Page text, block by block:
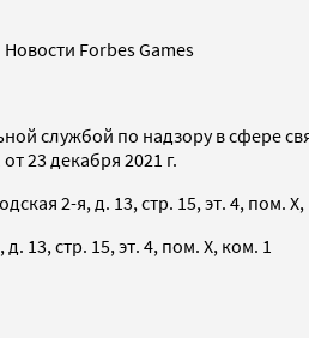
Новости Forbes Games
службой по надзору в сфере
23 декабря 2021 г.
2-я, д. 13, стр. 15, эт. 4, пом. X,
13, стр. 15, эт. 4, пом. X, ком. 1